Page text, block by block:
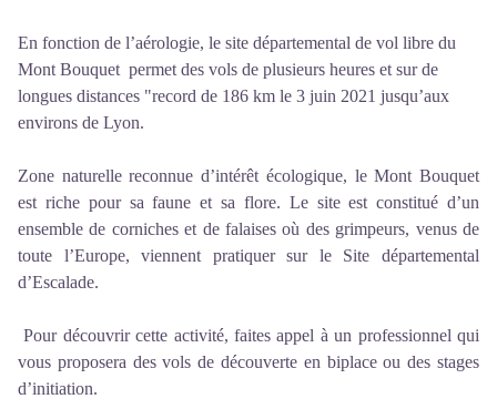
En fonction de l’aérologie, le site départemental de vol libre du
Mont Bouquet permet des vols de plusieurs heures et sur de
longues distances "record de 186 km le 3 juin 2021 jusqu’aux
environs de Lyon.
Zone naturelle reconnue d’intérêt écologique, le Mont Bouquet
est riche pour sa faune et sa flore. Le site est constitué d’un
ensemble de corniches et de falaises où des grimpeurs, venus de
toute l’Europe, viennent pratiquer sur le Site départemental
d’Escalade.
Pour découvrir cette activité, faites appel à un professionnel qui
vous proposera des vols de découverte en biplace ou des stages
d’initiation.